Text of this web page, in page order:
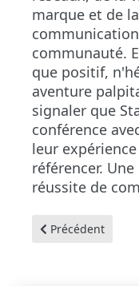
marque et de
communauté.
que positif,
aventure
signaler que
conférence
leur
référencer.
réussite de
Article précédent
Précédent